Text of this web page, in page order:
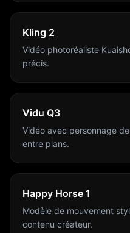
Kling 2
Vidéo photoréaliste
précis.
Vidu Q3
Vidéo avec personnage
entre plans.
Happy Horse 1
Modèle de mouvement
contenu créateur.